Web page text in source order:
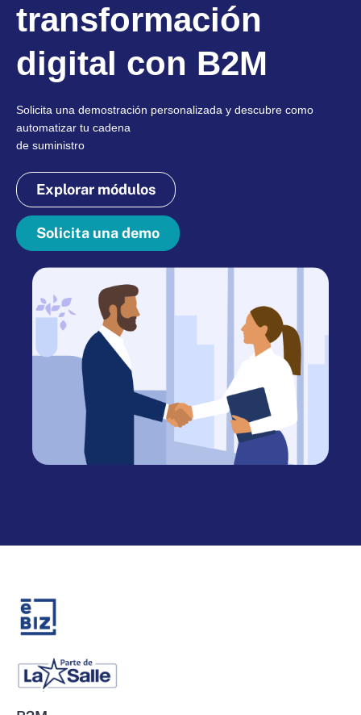
transformación
digital con B2M
Solicita una demostración personalizada y descubre como
automatizar tu cadena
de suministro
Explorar módulos
Solicita una demo